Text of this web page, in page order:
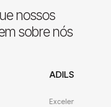
nossos
sobre nós
e agilidade na